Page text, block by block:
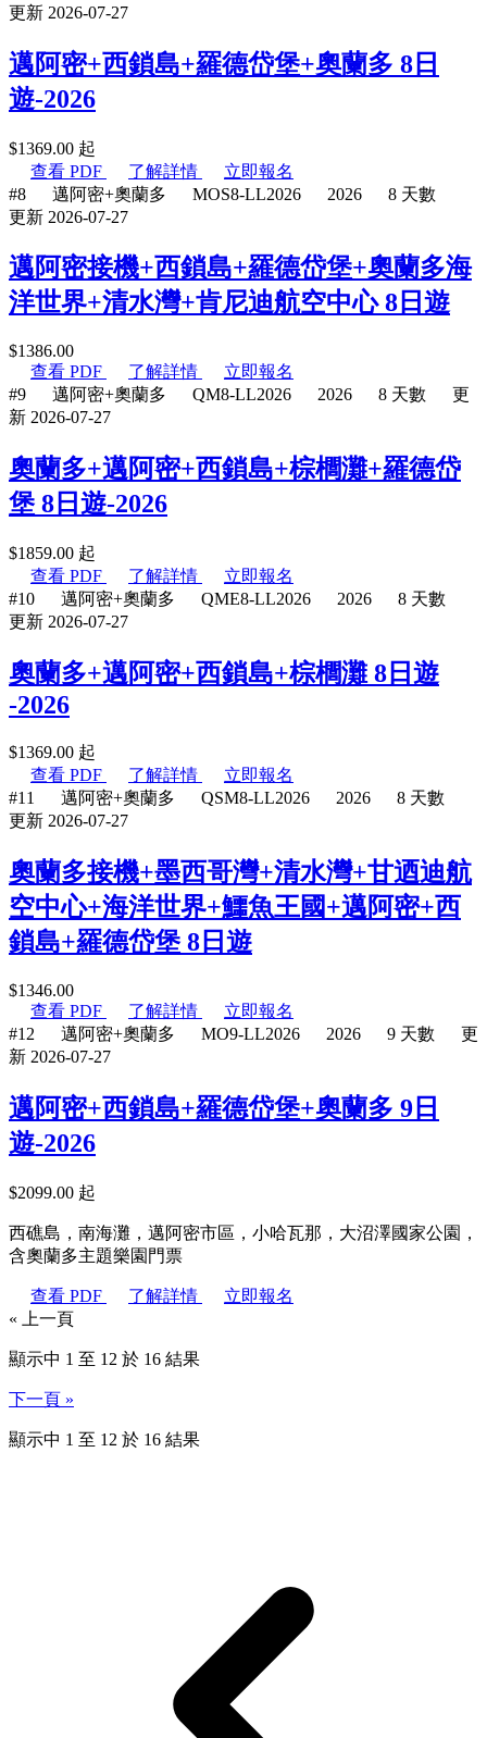
更新 2026-07-27
邁阿密+西鎖島+羅德岱堡+奧蘭多 8日
遊-2026
$1369.00 起
查看 PDF
了解詳情
立即報名
#8
邁阿密+奧蘭多 MOS8-LL2026 2026
8 天數
更新 2026-07-27
邁阿密接機+西鎖島+羅德岱堡+奧蘭多海
洋世界+清水灣+肯尼迪航空中心 8日遊
$1386.00
查看 PDF
了解詳情
立即報名
#9
邁阿密+奧蘭多 QM8-LL2026 2026 8 天數
更
新 2026-07-27
奧蘭多+邁阿密+西鎖島+棕櫚灘+羅德岱
堡 8日遊-2026
$1859.00 起
查看 PDF
了解詳情
立即報名
#10
邁阿密+奧蘭多 QME8-LL2026 2026
8 天數
更新 2026-07-27
奧蘭多+邁阿密+西鎖島+棕櫚灘 8日遊
-2026
$1369.00 起
查看 PDF
了解詳情
立即報名
#11
邁阿密+奧蘭多 QSM8-LL2026 2026
8 天數
更新 2026-07-27
奧蘭多接機+墨西哥灣+清水灣+甘迺迪航
空中心+海洋世界+鱷魚王國+邁阿密+西
鎖島+羅德岱堡 8日遊
$1346.00
查看 PDF
了解詳情
立即報名
#12
邁阿密+奧蘭多 MO9-LL2026 2026 9 天數
更
新 2026-07-27
邁阿密+西鎖島+羅德岱堡+奧蘭多 9日
遊-2026
$2099.00 起
西礁島，南海灘，邁阿密市區，小哈瓦那，大沼澤國家公園，
含奧蘭多主題樂園門票
查看 PDF 了解詳情
立即報名
« 上一頁
顯示中 1 至 12 於 16 結果
下一頁 »
顯示中 1 至 12 於 16 結果